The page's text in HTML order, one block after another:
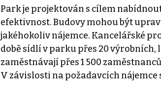
Park je projektován s cílem
efektivnost. Budovy mohou být
jakéhokoliv nájemce. Kancelářské
době sídlí v parku přes 20
zaměstnávají přes 1 500 zaměstnanců
V závislosti na požadavcích nájemce